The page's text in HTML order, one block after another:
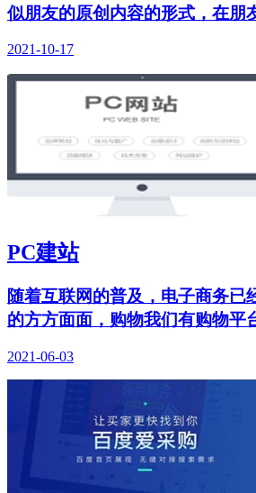
似朋友的原创内容的形式，在朋
2021-10-17
PC建站
随着互联网的普及，电子商务已
的方方面面，购物我们有购物平
2021-06-03